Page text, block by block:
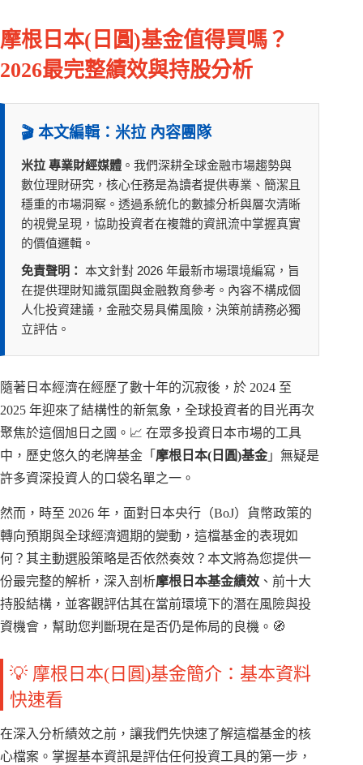
摩根日本(日圓)基金值得買嗎？
2026最完整績效與持股分析
🎬 本文編輯：米拉 內容團隊
米拉 專業財經媒體 。我們深耕全球金融市場趨勢與
數位理財研究，核心任務是為讀者提供專業、簡潔且
穩重的市場洞察。透過系統化的數據分析與層次清晰
的視覺呈現，協助投資者在複雜的資訊流中掌握真實
的價值邏輯。
免責聲明： 本文針對 2026 年最新市場環境編寫，旨
在提供理財知識氛圍與金融教育參考。內容不構成個
人化投資建議，金融交易具備風險，決策前請務必獨
立評估。
隨著日本經濟在經歷了數十年的沉寂後，於 2024 至
2025 年迎來了結構性的新氣象，全球投資者的目光再次
聚焦於這個旭日之國。📈 在眾多投資日本市場的工具
中，歷史悠久的老牌基金「 摩根日本(日圓)基金 」無疑是
許多資深投資人的口袋名單之一。
然而，時至 2026 年，面對日本央行（BoJ）貨幣政策的
轉向預期與全球經濟週期的變動，這檔基金的表現如
何？其主動選股策略是否依然奏效？本文將為您提供一
份最完整的解析，深入剖析摩根日本基金績效 、前十大
持股結構，並客觀評估其在當前環境下的潛在風險與投
資機會，幫助您判斷現在是否仍是佈局的良機。🧭
💡 摩根日本(日圓)基金簡介：基本資料
快速看
在深入分析績效之前，讓我們先快速了解這檔基金的核
心檔案。掌握基本資訊是評估任何投資工具的第一步，